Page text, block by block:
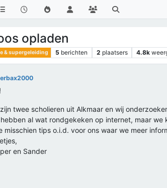
opladen
& supergeleiding 5 berichten 2 plaatsers 4.8k
twee scholieren uit Alkmaar en wij
hebben al wat rondgekeken op internet, maar
misschien tips o.i.d. voor ons waar we meer
en Sander